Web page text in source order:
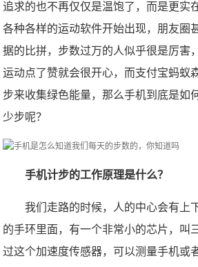
追求的也不再仅仅是温饱了，而是更实
各种各样的运动软件开始出现，朋友圈
据的比拼，步数过万的人似乎很是厉害
运动点了赞就会很开心，而支付宝蚂蚁
步来收集绿色能量，那么手机到底是如
少步呢？
手机计步的工作原理是什么？
我们走路的时候，人的中心会有上
的手环里面，有一个非常小的芯片，叫
过这个加速度传感器，可以测量手机或